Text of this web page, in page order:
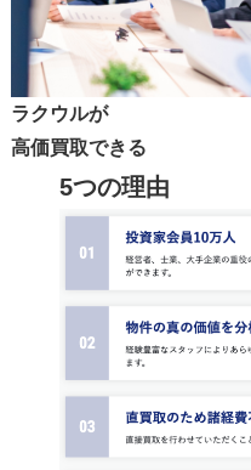
ラクウルが
高価買取できる
5つの理由